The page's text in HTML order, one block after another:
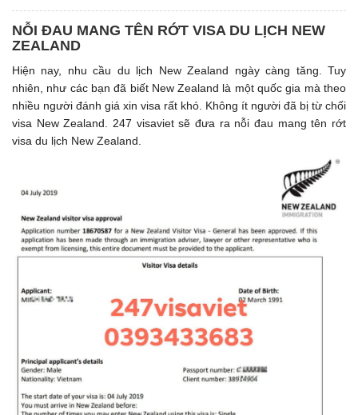
NỖI ĐAU MANG TÊN RỚT VISA DU LỊCH NEW
ZEALAND
Hiện nay, nhu cầu du lịch New Zealand ngày càng tăng. Tuy
nhiên, như các bạn đã biết New Zealand là một quốc gia mà theo
nhiều người đánh giá xin visa rất khó. Không ít người đã bị từ chối
visa New Zealand. 247 visaviet sẽ đưa ra nỗi đau mang tên rớt
visa du lịch New Zealand.